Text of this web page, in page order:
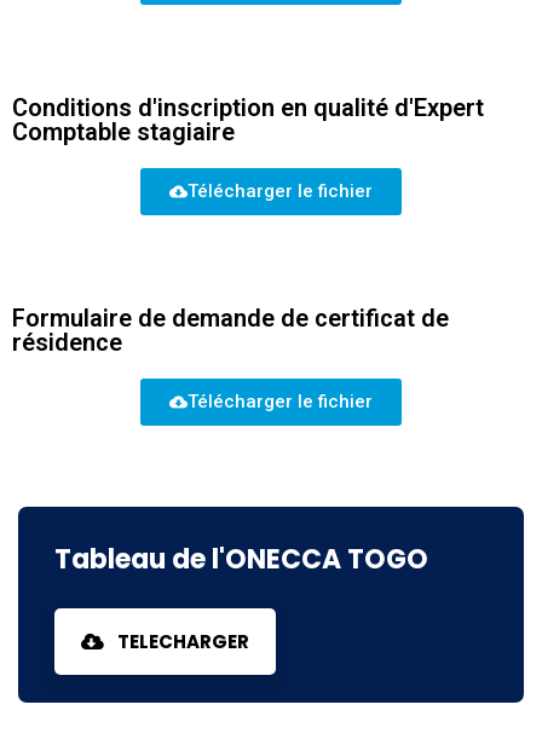
Conditions d'inscription en qualité d'Expert
Comptable stagiaire
Télécharger le fichier
Formulaire de demande de certificat de
résidence
Télécharger le fichier
Tableau de l'ONECCA TOGO
TELECHARGER
Abonnez-vous à notre
newsletter
mises à jour.
Non, merci